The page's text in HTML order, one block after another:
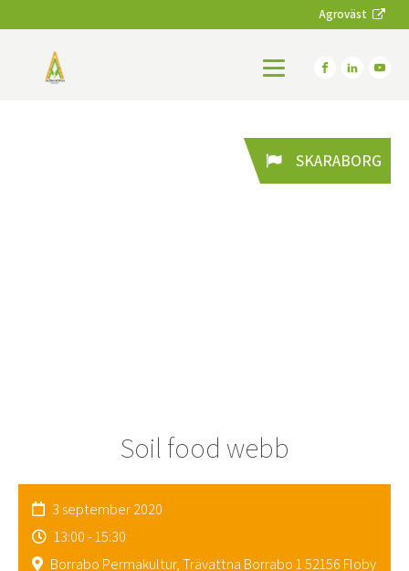
Agroväst
SKARABORG
Soil food webb
3 september 2020
13:00 - 15:30
Borrabo Permakultur, Trävattna Borrabo 1 52156 Floby